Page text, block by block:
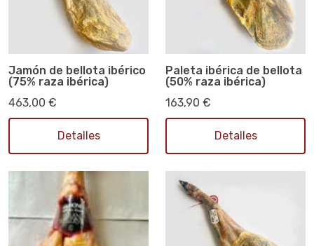
Jamón de bellota ibérico
(75% raza ibérica)
463,00 €
Detalles
Paleta ibérica de bellota
(50% raza ibérica)
163,90 €
Detalles